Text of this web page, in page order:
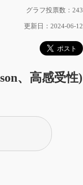
グラフ投票数：243
更新日：2024-06-12
、高感受性)